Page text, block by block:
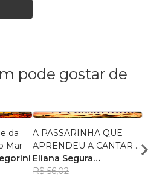
pode gostar de
Terra, do Fogo e do Mar
A PASSARINHA QUE
APRENDEU A CANTAR E
VOAR
Eliana Segura
Fernandes
R$ 56,02
R$